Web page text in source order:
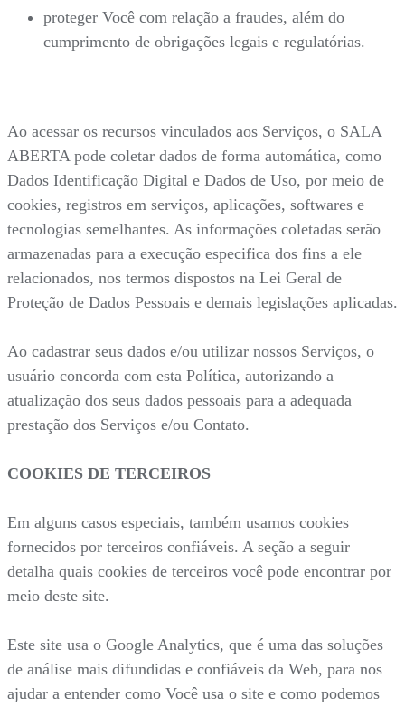
proteger Você com relação a fraudes, além do
cumprimento de obrigações legais e regulatórias.
Ao acessar os recursos vinculados aos Serviços, o SALA
ABERTA pode coletar dados de forma automática, como
Dados Identificação Digital e Dados de Uso, por meio de
cookies, registros em serviços, aplicações, softwares e
tecnologias semelhantes. As informações coletadas serão
armazenadas para a execução especifica dos fins a ele
relacionados, nos termos dispostos na Lei Geral de
Proteção de Dados Pessoais e demais legislações aplicadas.
Ao cadastrar seus dados e/ou utilizar nossos Serviços, o
usuário concorda com esta Política, autorizando a
atualização dos seus dados pessoais para a adequada
prestação dos Serviços e/ou Contato.
COOKIES DE TERCEIROS
Em alguns casos especiais, também usamos cookies
fornecidos por terceiros confiáveis. A seção a seguir
detalha quais cookies de terceiros você pode encontrar por
meio deste site.
Este site usa o Google Analytics, que é uma das soluções
de análise mais difundidas e confiáveis da Web, para nos
ajudar a entender como Você usa o site e como podemos